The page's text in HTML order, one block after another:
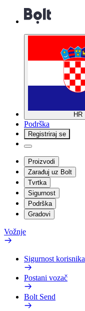
HR
Podrška
Registriraj se
Proizvodi
Zarađuj uz Bolt
Tvrtka
Sigurnost
Podrška
Gradovi
Vožnje
Sigurnost korisnika
Postani vozač
Bolt Send